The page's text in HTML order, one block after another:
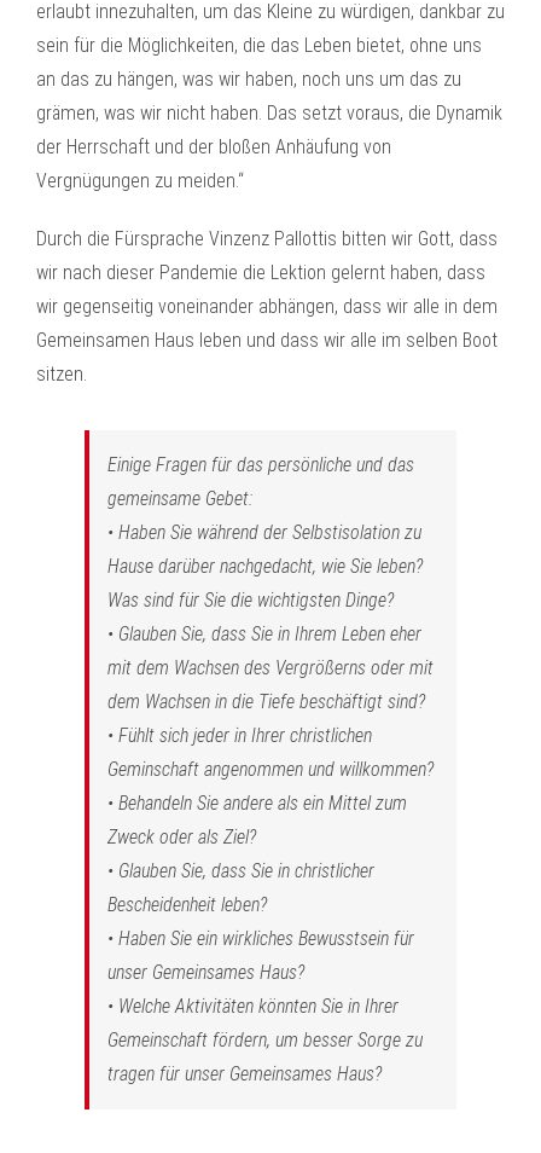
erlaubt innezuhalten, um das Kleine zu würdigen, dankbar zu
sein für die Möglichkeiten, die das Leben bietet, ohne uns
an das zu hängen, was wir haben, noch uns um das zu
grämen, was wir nicht haben. Das setzt voraus, die Dynamik
der Herrschaft und der bloßen Anhäufung von
Vergnügungen zu meiden.“
Durch die Fürsprache Vinzenz Pallottis bitten wir Gott, dass
wir nach dieser Pandemie die Lektion gelernt haben, dass
wir gegenseitig voneinander abhängen, dass wir alle in dem
Gemeinsamen Haus leben und dass wir alle im selben Boot
sitzen.
Einige Fragen für das persönliche und das
gemeinsame Gebet:
• Haben Sie während der Selbstisolation zu
Hause darüber nachgedacht, wie Sie leben?
Was sind für Sie die wichtigsten Dinge?
• Glauben Sie, dass Sie in Ihrem Leben eher
mit dem Wachsen des Vergrößerns oder mit
dem Wachsen in die Tiefe beschäftigt sind?
• Fühlt sich jeder in Ihrer christlichen
Geminschaft angenommen und willkommen?
• Behandeln Sie andere als ein Mittel zum
Zweck oder als Ziel?
• Glauben Sie, dass Sie in christlicher
Bescheidenheit leben?
• Haben Sie ein wirkliches Bewusstsein für
unser Gemeinsames Haus?
• Welche Aktivitäten könnten Sie in Ihrer
Gemeinschaft fördern, um besser Sorge zu
tragen für unser Gemeinsames Haus?